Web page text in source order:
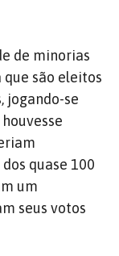
de minorias
são eleitos
jogando-se
quase 100
um
seus votos